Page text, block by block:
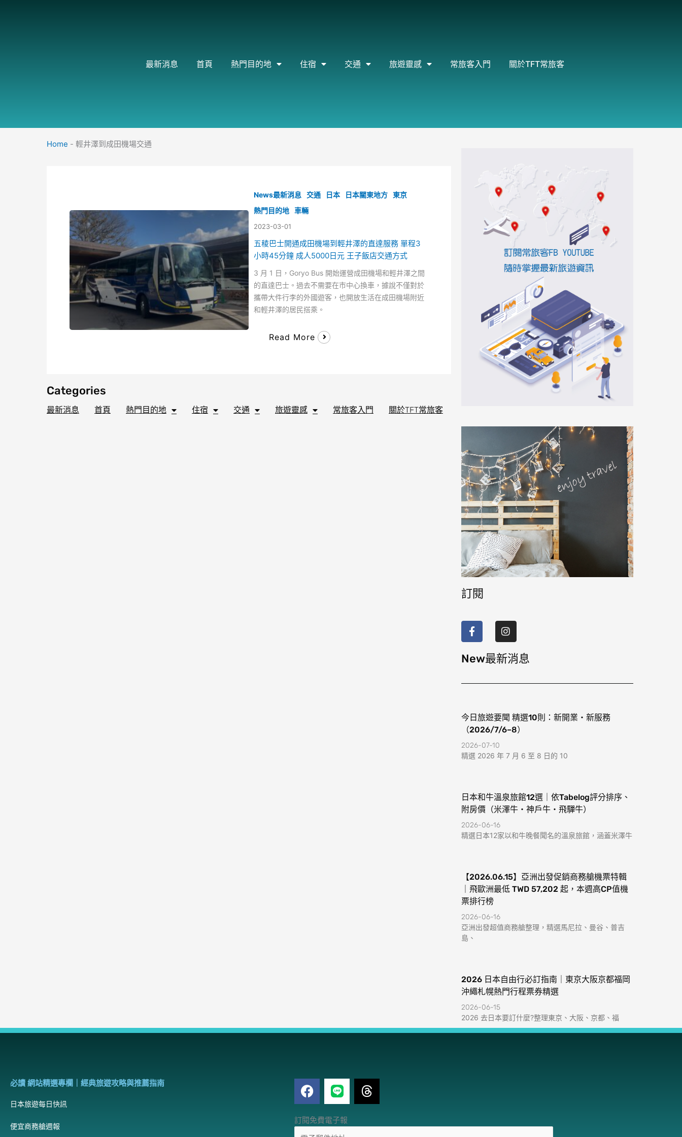
最新消息 首頁 熱門目的地 住宿 交通 旅遊靈感 常旅客入門 關於TFT常旅客
Home - 輕井澤到成田機場交通
News最新消息 交通 日本 日本關東地方
東京
熱門目的地
車輛
2023-03-01
五稜巴士開通成田機場到輕井澤的直達服務 單程3
小時45分鐘 成人5000日元 王子飯店交通方式
3 月 1 日，Goryo Bus 開始運營成田機場和輕井澤之間
的直達巴士。過去不需要在市中心換車，據說不僅對於
攜帶大件行李的外國遊客，也開放生活在成田機場附​​近
和輕井澤的居民搭乘。
Read More
Categories
最新消息 首頁 熱門目的地 住宿 交通 旅遊靈感 常旅客入門 關於TFT常旅客
訂閱
a
c
e
b
o
k
n
s
t
a
g
a
New最新消息
今日旅遊要聞 精選10則：新開業・新服務
（2026/7/6–8）
2026-07-10
精選 2026 年 7 月 6 至 8 日的 10
日本和牛溫泉旅館12選｜依Tabelog評分排序、
附房價（米澤牛・神戶牛・飛驒牛）
2026-06-16
精選日本12家以和牛晚餐聞名的溫泉旅館，涵蓋米澤牛
【2026.06.15】亞洲出發促銷商務艙機票特輯
｜飛歐洲最低 TWD 57,202 起，本週高CP值機
票排行榜
2026-06-16
亞洲出發超值商務艙整理，精選馬尼拉、曼谷、普吉
島、
2026 日本自由行必訂指南｜東京大阪京都福岡
沖繩札幌熱門行程票券精選
2026-06-15
2026 去日本要訂什麼?整理東京、大阪、京都、福
必讀 網站精選專欄｜經典旅遊攻略與推薦指南
日本旅遊每日快訊
便宜商務艙週報
F
a
e
T
h
訂閱免費電子報
電